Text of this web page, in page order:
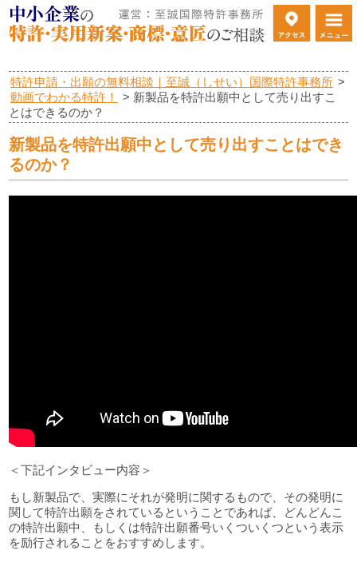
特許申請・出願の無料相談｜至誠（しせい）国際特許事務所 >
動画でわかる特許！
> 新製品を特許出願中として売り出すこ
とはできるのか？
新製品を特許出願中として売り出すことはでき
るのか？
＜下記インタビュー内容＞
もし新製品で、実際にそれが発明に関するもので、その発明に
関して特許出願をされているということであれば、どんどんこ
の特許出願中、もしくは特許出願番号いくついくつという表示
を励行されることをおすすめします。